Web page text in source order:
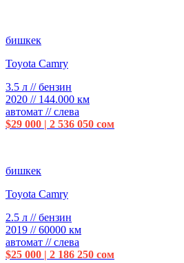
бишкек
Toyota Camry
3.5 л // бензин
2020 // 144.000 км
автомат // слева
$29 000 | 2 536 050 сом
бишкек
Toyota Camry
2.5 л // бензин
2019 // 60000 км
автомат // слева
$25 000 | 2 186 250 сом